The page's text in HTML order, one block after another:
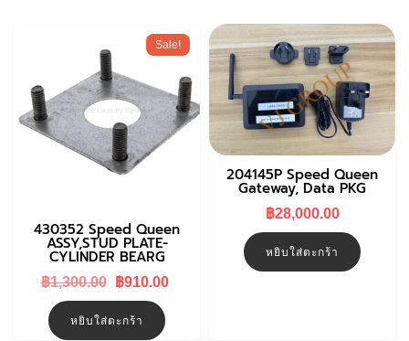
Sale!
430352 Speed Queen
ASSY,STUD PLATE-
CYLINDER BEARG
฿1,300.00
Original
฿1,300.00.
฿910.00
หยิบใส่ตะกร้า
204145P Speed Queen
Gateway, Data PKG
฿28,000.00
หยิบใส่ตะกร้า